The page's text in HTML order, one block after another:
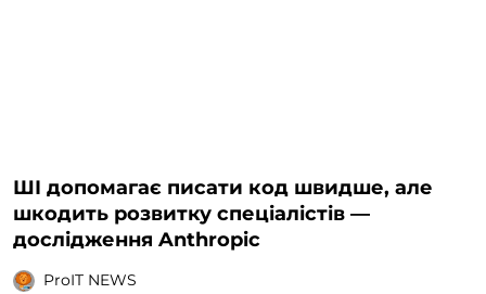
ШІ допомагає писати код швидше, але
шкодить розвитку спеціалістів —
дослідження Anthropic
ProIT NEWS